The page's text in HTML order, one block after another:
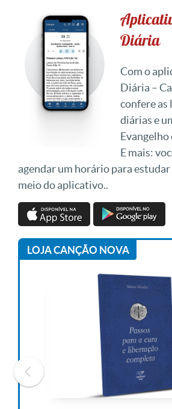
Diária
Com o
Diária –
confere
diárias e
Evangelho
E mais:
agendar um horário para
meio do aplicativo..
LOJA CANÇÃO NOVA